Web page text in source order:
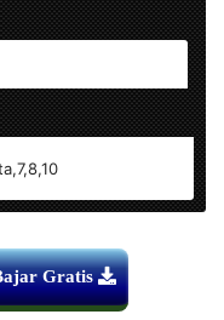
| 216 MB Windows
– Final
Gratis